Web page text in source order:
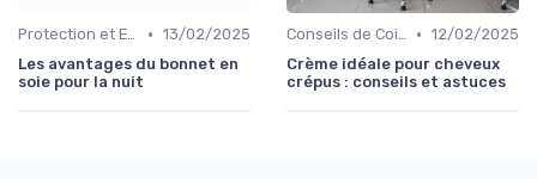
Protection et Entretien des Boucles • 13/02/2025
Les avantages du bonnet en
soie pour la nuit
Conseils de Coiffage • 12/02/2025
Crème idéale pour cheveux
crépus : conseils et astuces